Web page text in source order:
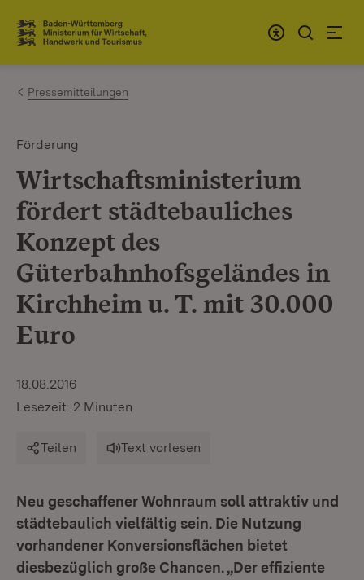
Zum Inhalt springen
Link zur Startseite
Pressemitteilungen
Förderung
Wirtschaftsministerium
fördert städtebauliches
Konzept des
Güterbahnhofsgeländes in
Kirchheim u. T. mit 30.000
Euro
18.08.2016
Lesezeit: 2 Minuten
Teilen Text vorlesen
Neu geschaffener Wohnraum soll attraktiv und
städtebaulich vielfältig sein. Die Nutzung
vorhandener Konversionsflächen bietet
diesbezüglich große Chancen. „Der effiziente